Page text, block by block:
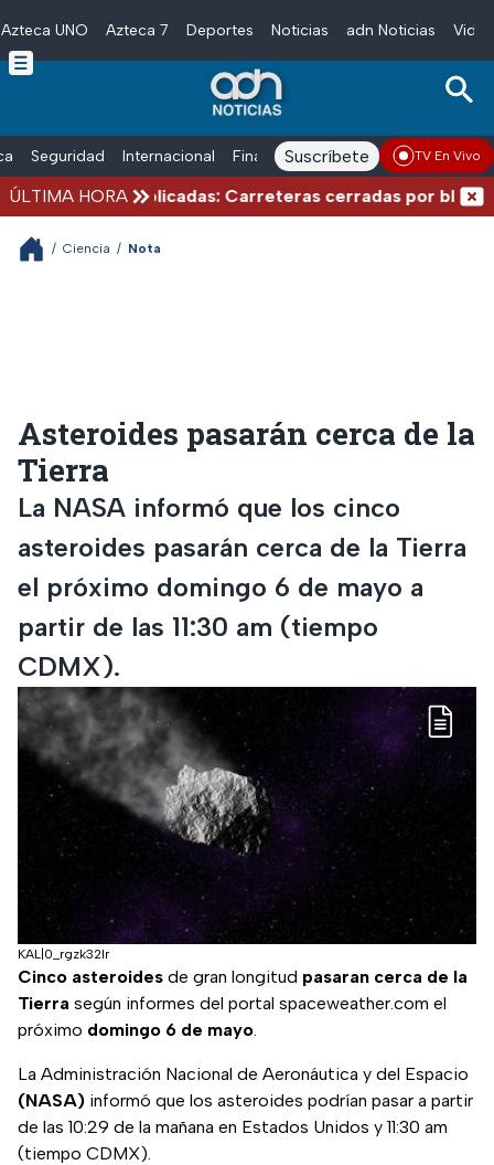
Skip to main content
Azteca UNO Azteca 7 Deportes Noticias adn Noticias
Seguridad Internacional Finanzas adn Noticias Radio
Suscríbete TV En Vivo
ÚLTIMA HORA
verano complicadas: Carreteras cerradas por
/ Ciencia / Nota
Asteroides pasarán cerca de la
Tierra
La NASA informó que los cinco
asteroides pasarán cerca de la Tierra
el próximo domingo 6 de mayo a
partir de las 11:30 am (tiempo
CDMX).
KAL|0_rgzk32lr
Cinco asteroides de gran longitud pasaran cerca de la
Tierra según informes del portal spaceweather.com el
próximo domingo 6 de mayo.
La Administración Nacional de Aeronáutica y del Espacio
(NASA) informó que los asteroides podrían pasar a partir
de las 10:29 de la mañana en Estados Unidos y 11:30 am
(tiempo CDMX).